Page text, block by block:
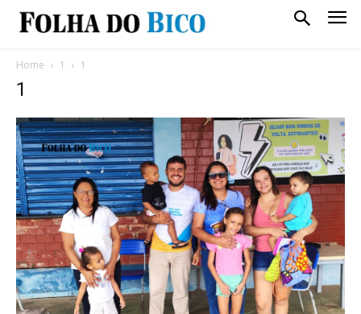
Home 1 1
1